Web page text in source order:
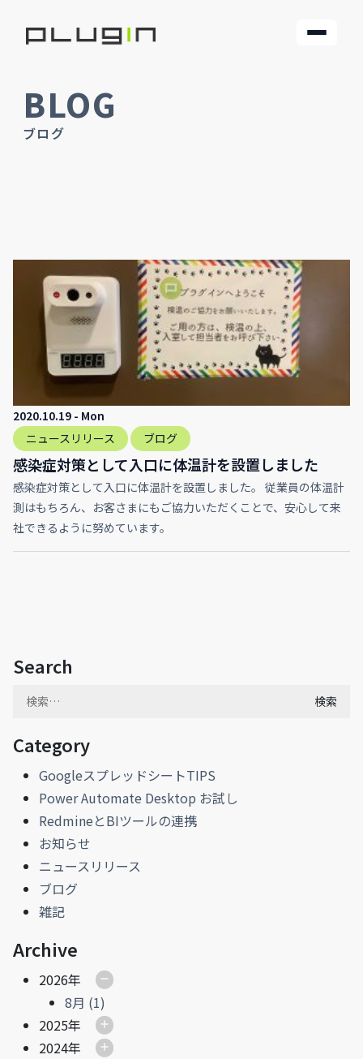
BLOG
ブログ
Search
Category
GoogleスプレッドシートTIPS
Power Automate Desktop お試し
RedmineとBIツールの連携
お知らせ
ニュースリリース
ブログ
雑記
Archive
2026年
8月 (1)
2025年
2024年
2020.10.19 - Mon
ニュースリリース
ブログ
感染症対策として入口に体温計を設置しました
感染症対策として入口に体温計を設置しました。 従業員の体温計
測はもちろん、お客さまにもご協力いただくことで、安心して来
社できるように努めています。